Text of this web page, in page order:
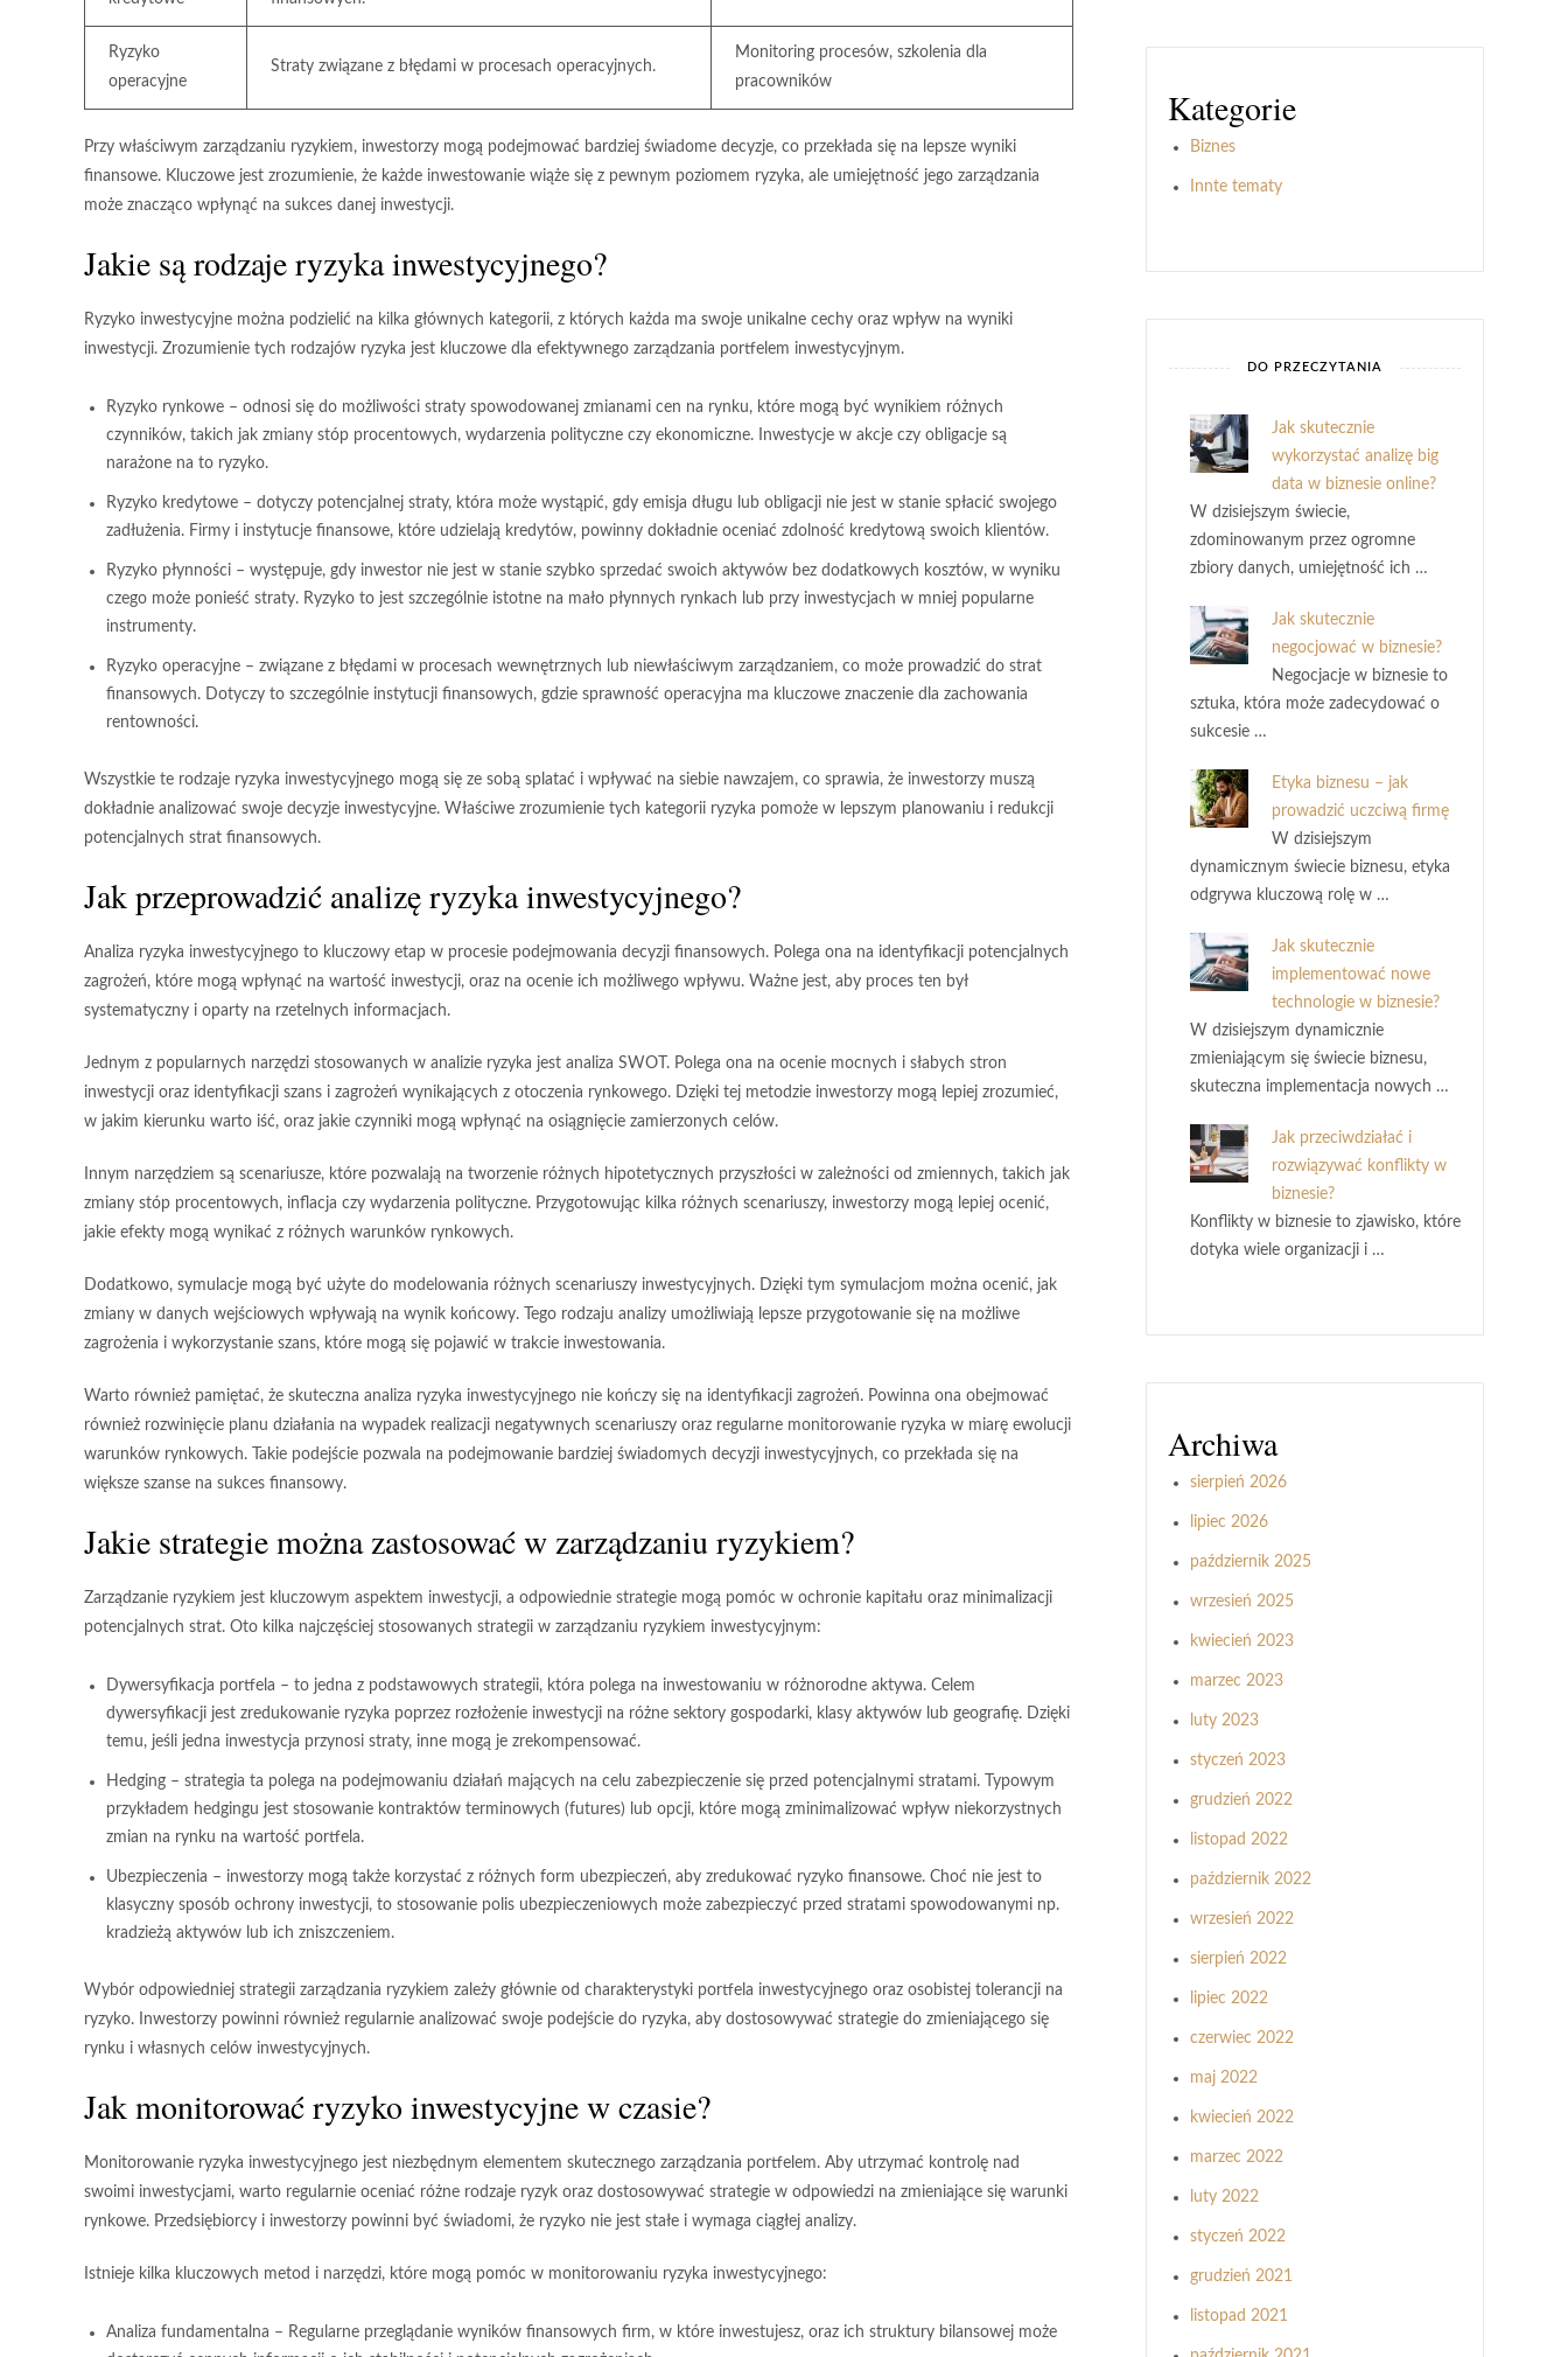
Ryzyko
operacyjne
Straty związane z błędami w procesach operacyjnych.
Monitoring procesów, szkolenia dla
pracowników
Przy właściwym zarządzaniu ryzykiem, inwestorzy mogą podejmować bardziej świadome decyzje, co przekłada się na lepsze wyniki
finansowe. Kluczowe jest zrozumienie, że każde inwestowanie wiąże się z pewnym poziomem ryzyka, ale umiejętność jego zarządzania
może znacząco wpłynąć na sukces danej inwestycji.
Jakie są rodzaje ryzyka inwestycyjnego?
Ryzyko inwestycyjne można podzielić na kilka głównych kategorii, z których każda ma swoje unikalne cechy oraz wpływ na wyniki
inwestycji. Zrozumienie tych rodzajów ryzyka jest kluczowe dla efektywnego zarządzania portfelem inwestycyjnym.
Ryzyko rynkowe – odnosi się do możliwości straty spowodowanej zmianami cen na rynku, które mogą być wynikiem różnych
czynników, takich jak zmiany stóp procentowych, wydarzenia polityczne czy ekonomiczne. Inwestycje w akcje czy obligacje są
narażone na to ryzyko.
Ryzyko kredytowe – dotyczy potencjalnej straty, która może wystąpić, gdy emisja długu lub obligacji nie jest w stanie spłacić swojego
zadłużenia. Firmy i instytucje finansowe, które udzielają kredytów, powinny dokładnie oceniać zdolność kredytową swoich klientów.
Ryzyko płynności – występuje, gdy inwestor nie jest w stanie szybko sprzedać swoich aktywów bez dodatkowych kosztów, w wyniku
czego może ponieść straty. Ryzyko to jest szczególnie istotne na mało płynnych rynkach lub przy inwestycjach w mniej popularne
instrumenty.
Ryzyko operacyjne – związane z błędami w procesach wewnętrznych lub niewłaściwym zarządzaniem, co może prowadzić do strat
finansowych. Dotyczy to szczególnie instytucji finansowych, gdzie sprawność operacyjna ma kluczowe znaczenie dla zachowania
rentowności.
Wszystkie te rodzaje ryzyka inwestycyjnego mogą się ze sobą splatać i wpływać na siebie nawzajem, co sprawia, że inwestorzy muszą
dokładnie analizować swoje decyzje inwestycyjne. Właściwe zrozumienie tych kategorii ryzyka pomoże w lepszym planowaniu i redukcji
potencjalnych strat finansowych.
Jak przeprowadzić analizę ryzyka inwestycyjnego?
Analiza ryzyka inwestycyjnego to kluczowy etap w procesie podejmowania decyzji finansowych. Polega ona na identyfikacji potencjalnych
zagrożeń, które mogą wpłynąć na wartość inwestycji, oraz na ocenie ich możliwego wpływu. Ważne jest, aby proces ten był
systematyczny i oparty na rzetelnych informacjach.
Jednym z popularnych narzędzi stosowanych w analizie ryzyka jest analiza SWOT . Polega ona na ocenie mocnych i słabych stron
inwestycji oraz identyfikacji szans i zagrożeń wynikających z otoczenia rynkowego. Dzięki tej metodzie inwestorzy mogą lepiej zrozumieć,
w jakim kierunku warto iść, oraz jakie czynniki mogą wpłynąć na osiągnięcie zamierzonych celów.
Innym narzędziem są scenariusze, które pozwalają na tworzenie różnych hipotetycznych przyszłości w zależności od zmiennych, takich jak
zmiany stóp procentowych, inflacja czy wydarzenia polityczne. Przygotowując kilka różnych scenariuszy, inwestorzy mogą lepiej ocenić,
jakie efekty mogą wynikać z różnych warunków rynkowych.
Dodatkowo, symulacje mogą być użyte do modelowania różnych scenariuszy inwestycyjnych. Dzięki tym symulacjom można ocenić, jak
zmiany w danych wejściowych wpływają na wynik końcowy. Tego rodzaju analizy umożliwiają lepsze przygotowanie się na możliwe
zagrożenia i wykorzystanie szans, które mogą się pojawić w trakcie inwestowania.
Warto również pamiętać, że skuteczna analiza ryzyka inwestycyjnego nie kończy się na identyfikacji zagrożeń. Powinna ona obejmować
również rozwinięcie planu działania na wypadek realizacji negatywnych scenariuszy oraz regularne monitorowanie ryzyka w miarę ewolucji
warunków rynkowych. Takie podejście pozwala na podejmowanie bardziej świadomych decyzji inwestycyjnych, co przekłada się na
większe szanse na sukces finansowy.
Jakie strategie można zastosować w zarządzaniu ryzykiem?
Zarządzanie ryzykiem jest kluczowym aspektem inwestycji, a odpowiednie strategie mogą pomóc w ochronie kapitału oraz minimalizacji
potencjalnych strat. Oto kilka najczęściej stosowanych strategii w zarządzaniu ryzykiem inwestycyjnym:
Dywersyfikacja portfela – to jedna z podstawowych strategii, która polega na inwestowaniu w różnorodne aktywa. Celem
dywersyfikacji jest zredukowanie ryzyka poprzez rozłożenie inwestycji na różne sektory gospodarki, klasy aktywów lub geografię. Dzięki
temu, jeśli jedna inwestycja przynosi straty, inne mogą je zrekompensować.
Hedging – strategia ta polega na podejmowaniu działań mających na celu zabezpieczenie się przed potencjalnymi stratami. Typowym
przykładem hedgingu jest stosowanie kontraktów terminowych (futures) lub opcji, które mogą zminimalizować wpływ niekorzystnych
zmian na rynku na wartość portfela.
Ubezpieczenia – inwestorzy mogą także korzystać z różnych form ubezpieczeń, aby zredukować ryzyko finansowe. Choć nie jest to
klasyczny sposób ochrony inwestycji, to stosowanie polis ubezpieczeniowych może zabezpieczyć przed stratami spowodowanymi np.
kradzieżą aktywów lub ich zniszczeniem.
Wybór odpowiedniej strategii zarządzania ryzykiem zależy głównie od charakterystyki portfela inwestycyjnego oraz osobistej tolerancji na
ryzyko. Inwestorzy powinni również regularnie analizować swoje podejście do ryzyka, aby dostosowywać strategie do zmieniającego się
rynku i własnych celów inwestycyjnych.
Jak monitorować ryzyko inwestycyjne w czasie?
Monitorowanie ryzyka inwestycyjnego jest niezbędnym elementem skutecznego zarządzania portfelem. Aby utrzymać kontrolę nad
swoimi inwestycjami, warto regularnie oceniać różne rodzaje ryzyk oraz dostosowywać strategie w odpowiedzi na zmieniające się warunki
rynkowe. Przedsiębiorcy i inwestorzy powinni być świadomi, że ryzyko nie jest stałe i wymaga ciągłej analizy.
Istnieje kilka kluczowych metod i narzędzi, które mogą pomóc w monitorowaniu ryzyka inwestycyjnego:
Analiza fundamentalna – Regularne przeglądanie wyników finansowych firm, w które inwestujesz, oraz ich struktury bilansowej może
Kategorie
Biznes
Innte tematy
DO PRZECZYTANIA
Jak skutecznie
wykorzystać analizę big
data w biznesie online?
W dzisiejszym świecie,
zdominowanym przez ogromne
zbiory danych, umiejętność ich …
Jak skutecznie
negocjować w biznesie?
Negocjacje w biznesie to
sztuka, która może zadecydować o
sukcesie …
Etyka biznesu – jak
prowadzić uczciwą firmę
W dzisiejszym
dynamicznym świecie biznesu, etyka
odgrywa kluczową rolę w …
Jak skutecznie
implementować nowe
technologie w biznesie?
W dzisiejszym dynamicznie
zmieniającym się świecie biznesu,
skuteczna implementacja nowych …
Jak przeciwdziałać i
rozwiązywać konflikty w
biznesie?
Konflikty w biznesie to zjawisko, które
dotyka wiele organizacji i …
Archiwa
sierpień 2026
lipiec 2026
październik 2025
wrzesień 2025
kwiecień 2023
marzec 2023
luty 2023
styczeń 2023
grudzień 2022
listopad 2022
październik 2022
wrzesień 2022
sierpień 2022
lipiec 2022
czerwiec 2022
maj 2022
kwiecień 2022
marzec 2022
luty 2022
styczeń 2022
grudzień 2021
listopad 2021